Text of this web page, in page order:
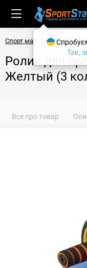
Спорт магазин
Ролик для
Желтый (3
Все про товар
Так,